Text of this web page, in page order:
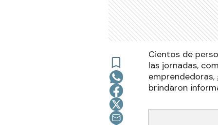
Cientos de
las jornadas,
brindaron